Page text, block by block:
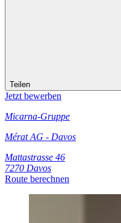
Teilen
Jetzt bewerben
Micarna-Gruppe
Mérat AG - Davos
Mattastrasse 46
7270 Davos
Route berechnen